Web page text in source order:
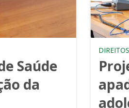
Saúde
da